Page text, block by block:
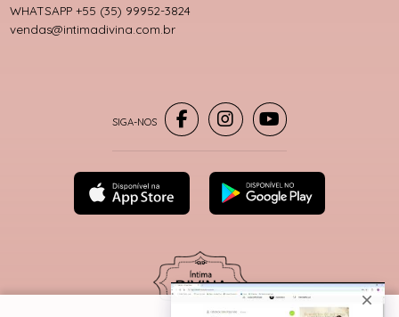
WHATSAPP +55 (35) 99952-3824
vendas@intimadivina.com.br